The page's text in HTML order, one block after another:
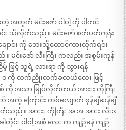
စ်တဲ့ အတွက် မင်းဇော် ဝါဝါ့ ကို ပါကင်
ာင်း သိလိုက်သည် ။ မင်းဇော် စက်ပတ်ကုန်း
ျောင်း ကို ဘေးသို့ထောင်ကားလိုက်ရင်း
။ မင်းဇော် လီးကြီး ကလည်း အစွမ်းကုန်
ဖြင့် သူရဲ့ လားရာ ကို သွားရန်
တ် ၀ ကို လက်ညိုးလက်ခလယ်လေး ဖြင့်
ကို အသာ မြုပ်လိုက်တယ် အားးး ကိုကြီး
ဖုတ် အကွဲ ကြောင်း တစ်လျောက် စုန်ချီဆန်ချီ
ည် ။ အားးး ကိုကြီး အ အ အားး လီးဒ
င်း ဝါဝါ့ အစိ လေး က ကျဉ်ခနဲ ကျဉ်